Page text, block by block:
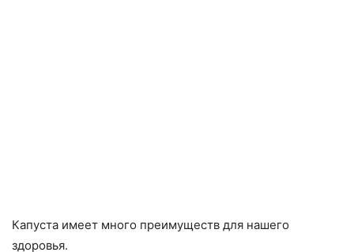
Капуста имеет много преимуществ для нашего
здоровья.